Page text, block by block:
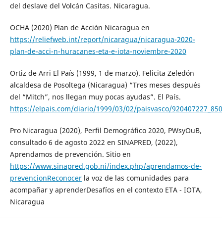
del deslave del Volcán Casitas. Nicaragua.
OCHA (2020) Plan de Acción Nicaragua en
https://reliefweb.int/report/nicaragua/nicaragua-2020-
plan-de-acci-n-huracanes-eta-e-iota-noviembre-2020
Ortiz de Arri El País (1999, 1 de marzo). Felicita Zeledón
alcaldesa de Posoltega (Nicaragua) “Tres meses después
del “Mitch”, nos llegan muy pocas ayudas”. El País.
https://elpais.com/diario/1999/03/02/paisvasco/
Pro Nicaragua (2020), Perfil Demográfico 2020, PWsyOuB,
consultado 6 de agosto 2022 en SINAPRED, (2022),
Aprendamos de prevención. Sitio en
https://www.sinapred.gob.ni/index.php/aprendamos-de-
prevencionReconocerla voz de las comunidades para
acompañar y aprenderDesafíos en el contexto ETA - IOTA,
Nicaragua